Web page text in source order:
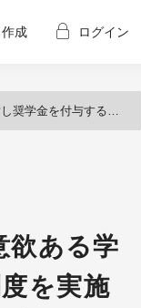
成 ログイン
ューズメントメディア総合学院）
欲ある学
を実施